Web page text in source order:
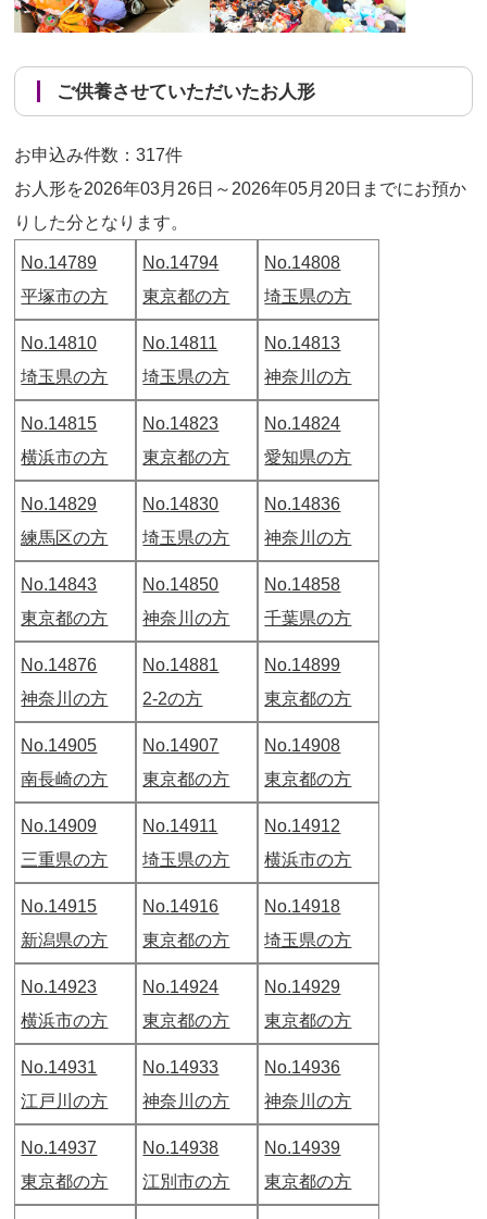
ご供養させていただいたお人形
お申込み件数：317件
お人形を2026年03月26日～2026年05月20日までにお預か
りした分となります。
No.14789
平塚市の方
No.14794
東京都の方
No.14808
埼玉県の方
No.14810
埼玉県の方
No.14811
埼玉県の方
No.14813
神奈川の方
No.14815
横浜市の方
No.14823
東京都の方
No.14824
愛知県の方
No.14829
練馬区の方
No.14830
埼玉県の方
No.14836
神奈川の方
No.14843
東京都の方
No.14850
神奈川の方
No.14858
千葉県の方
No.14876
神奈川の方
No.14881
2-2の方
No.14899
東京都の方
No.14905
南長崎の方
No.14907
東京都の方
No.14908
東京都の方
No.14909
三重県の方
No.14911
埼玉県の方
No.14912
横浜市の方
No.14915
新潟県の方
No.14916
東京都の方
No.14918
埼玉県の方
No.14923
横浜市の方
No.14924
東京都の方
No.14929
東京都の方
No.14931
江戸川の方
No.14933
神奈川の方
No.14936
神奈川の方
No.14937
東京都の方
No.14938
江別市の方
No.14939
東京都の方